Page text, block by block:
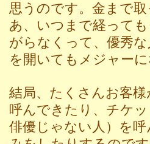
思うのです。金まで
あ、いつまで経って
がらなくって、優秀
を開いてもメジャー
結局、たくさんお客
呼んできたり、チケ
俳優じゃない人）を